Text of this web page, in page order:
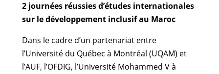
2 journées réussies d’études internationales
sur le développement inclusif au Maroc
Dans le cadre d’un partenariat entre
l’Université du Québec à Montréal (UQAM) et
l’AUF, l’OFDIG, l’Université Mohammed V à